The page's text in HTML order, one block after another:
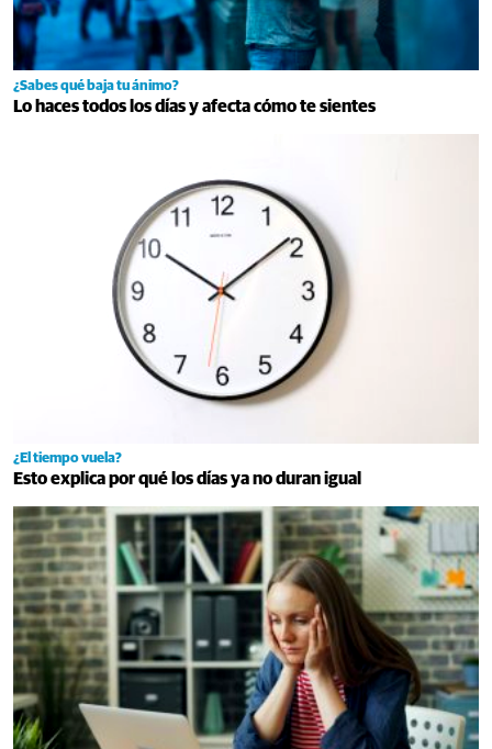
¿Sabes qué baja tu ánimo?
Lo haces todos los días y afecta cómo te sientes
¿El tiempo vuela?
Esto explica por qué los días ya no duran igual